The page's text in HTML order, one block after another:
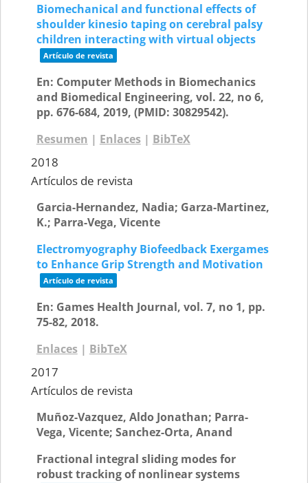
Biomechanical and functional effects of
shoulder kinesio taping on cerebral palsy
children interacting with virtual objects
Artículo de revista
En: Computer Methods in Biomechanics
and Biomedical Engineering, vol. 22, no 6,
pp. 676-684, 2019, (PMID: 30829542).
Resumen | Enlaces| BibTeX
2018
Artículos de revista
Garcia-Hernandez, Nadia; Garza-Martinez,
K.; Parra-Vega, Vicente
Electromyography Biofeedback Exergames
to Enhance Grip Strength and Motivation
Artículo de revista
En: Games Health Journal, vol. 7, no 1, pp.
75-82, 2018.
Enlaces| BibTeX
2017
Artículos de revista
Muñoz-Vazquez, Aldo Jonathan; Parra-
Vega, Vicente; Sanchez-Orta, Anand
Fractional integral sliding modes for
robust tracking of nonlinear systems